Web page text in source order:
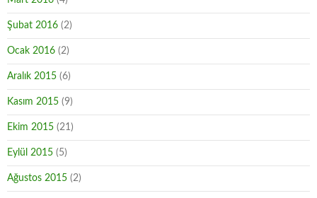
Şubat 2016 (2)
Ocak 2016 (2)
Aralık 2015 (6)
Kasım 2015 (9)
Ekim 2015 (21)
Eylül 2015 (5)
Ağustos 2015 (2)